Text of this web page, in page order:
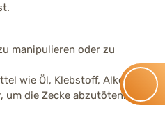
manipulieren oder zu
wie Öl, Klebstoff, Alkohol
um die Zecke abzutöten.